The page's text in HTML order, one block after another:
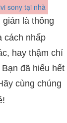
sony tại nhà
là thông
cách nhấp
hay thậm chí
đã hiểu hết
cùng chúng